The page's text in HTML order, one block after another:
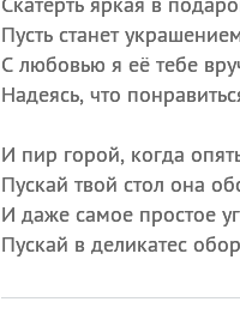
Пусть станет
С любовью я её тебе
Надеясь, что
И пир горой, когда
Пускай твой стол она
И даже самое простое
Пускай в деликатес